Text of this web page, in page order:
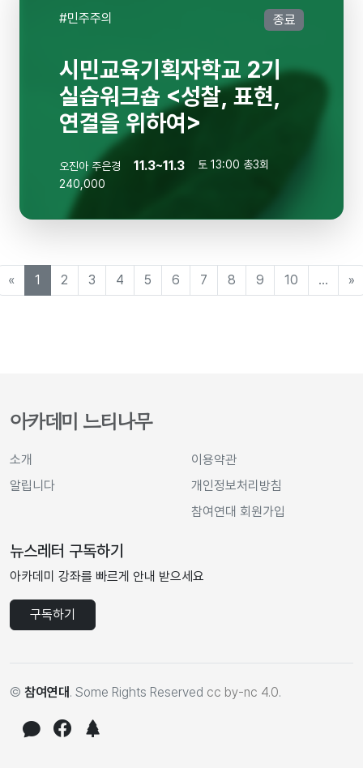
#민주주의 종료
시민교육기획자학교 2기
실습워크숍 <성찰, 표현,
연결을 위하여>
오진아 주은경 11.3~11.3
토 13:00 총3회
240,000
« 1 2 3 4 5 6 7 8 9 10 ... »
아카데미 느티나무
소개
알립니다
이용약관
개인정보처리방침
참여연대 회원가입
뉴스레터 구독하기
아카데미 강좌를 빠르게 안내 받으세요
구독하기
© 참여연대 . Some Rights Reserved cc by-nc 4.0.